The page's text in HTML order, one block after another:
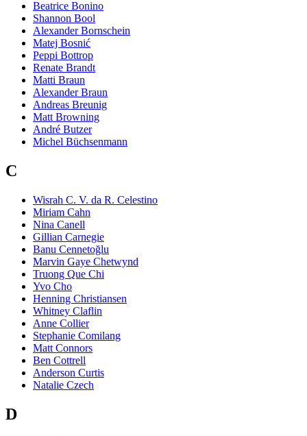
Beatrice Bonino
Shannon Bool
Alexander Bornschein
Matej Bosnić
Peppi Bottrop
Renate Brandt
Matti Braun
Alexander Braun
Andreas Breunig
Matt Browning
André Butzer
Michel Büchsenmann
C
Wisrah C. V. da R. Celestino
Miriam Cahn
Nina Canell
Gillian Carnegie
Banu Cennetoğlu
Marvin Gaye Chetwynd
Truong Que Chi
Yvo Cho
Henning Christiansen
Whitney Claflin
Anne Collier
Stephanie Comilang
Matt Connors
Ben Cottrell
Anderson Curtis
Natalie Czech
D